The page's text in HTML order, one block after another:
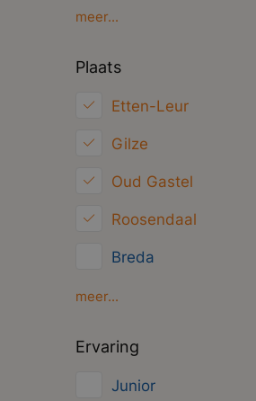
Marketing
meer...
Plaats
Etten-Leur
Gilze
Oud Gastel
Roosendaal
Breda
Drimmelen
meer...
Ervaring
Junior